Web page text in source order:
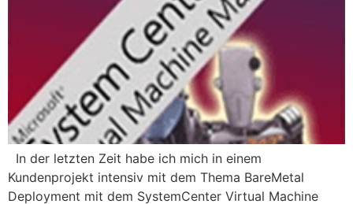
In der letzten Zeit habe ich mich in einem
Kundenprojekt intensiv mit dem Thema BareMetal
Deployment mit dem SystemCenter Virtual Machine